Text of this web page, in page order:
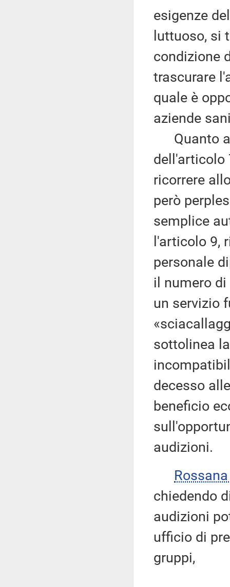
esigenze
luttuoso, si
condizione
trascurare
quale è
aziende
Quanto
dell'articolo
ricorrere
però
semplice
l'articolo 9,
personale
il numero
un servizio
sottolinea
decesso
beneficio
audizioni.
chiedendo
audizioni
ufficio di
gruppi,